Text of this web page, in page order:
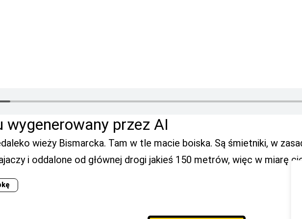
wygenerowany przez AI
wieży Bismarcka. Tam w tle macie boiska. Są śmietniki, w
i oddalone od głównej drogi jakieś 150 metrów, więc w miarę